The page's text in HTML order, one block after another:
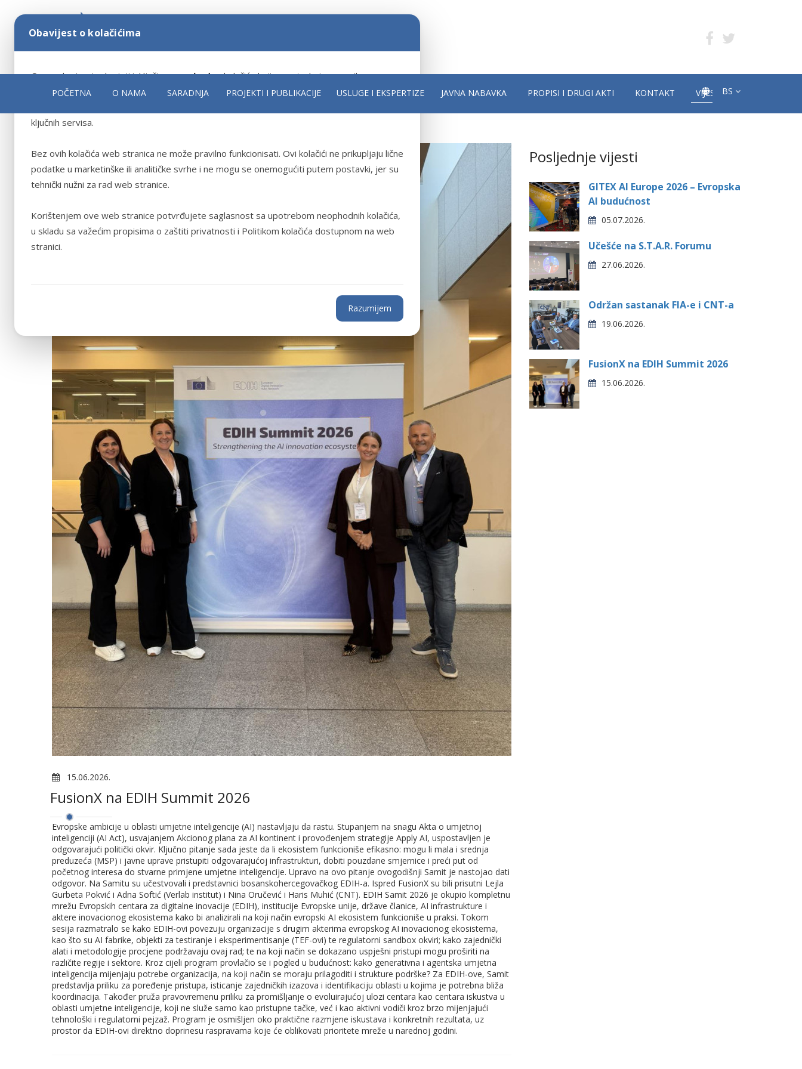
Obavijest o kolačićima
Ova web stranica koristi isključivoneophodnekolačiće koji su potrebni za pravilno
funkcionisanje sistema i osnovnih funkcionalnosti web stranice. Neophodni kolačići
ključnih servisa.
Bez ovih kolačića web stranica ne može pravilno funkcionisati. Ovi kolačići ne prikupljaju lične
podatke u marketinške ili analitičke svrhe i ne mogu se onemogućiti putem postavki, jer su
tehnički nužni za rad web stranice.
Korištenjem ove web stranice potvrđujete saglasnost sa upotrebom neophodnih kolačića,
u skladu sa važećim propisima o zaštiti privatnosti i Politikom kolačića dostupnom na web
stranici.
Razumijem
POČETNA O NAMA SARADNJA PROJEKTI I PUBLIKACIJE USLUGE I EKSPERTIZE JAVNA NABAVKA PROPISI I DRUGI AKTI KONTAKT VIJESTI BS
15.06.2026.
FusionX na EDIH Summit 2026
Evropske ambicije u oblasti umjetne inteligencije (AI) nastavljaju da rastu. Stupanjem na snagu Akta o umjetnoj
inteligenciji (AI Act), usvajanjem Akcionog plana za AI kontinent i provođenjem strategije Apply AI, uspostavljen je
odgovarajući politički okvir. Ključno pitanje sada jeste da li ekosistem funkcioniše efikasno: mogu li mala i srednja
preduzeća (MSP) i javne uprave pristupiti odgovarajućoj infrastrukturi, dobiti pouzdane smjernice i preći put od
početnog interesa do stvarne primjene umjetne inteligencije. Upravo na ovo pitanje ovogodišnji Samit je nastojao dati
odgovor. Na Samitu su učestvovali i predstavnici bosanskohercegovačkog EDIH-a. Ispred FusionX su bili prisutni Lejla
Gurbeta Pokvić i Adna Softić (Verlab institut) i Nina Oručević i Haris Muhić (CNT). EDIH Samit 2026 je okupio kompletnu
mrežu Evropskih centara za digitalne inovacije (EDIH), institucije Evropske unije, države članice, AI infrastrukture i
aktere inovacionog ekosistema kako bi analizirali na koji način evropski AI ekosistem funkcioniše u praksi. Tokom
sesija razmatralo se kako EDIH-ovi povezuju organizacije s drugim akterima evropskog AI inovacionog ekosistema,
kao što su AI fabrike, objekti za testiranje i eksperimentisanje (TEF-ovi) te regulatorni sandbox okviri; kako zajednički
alati i metodologije procjene podržavaju ovaj rad; te na koji način se dokazano uspješni pristupi mogu proširiti na
različite regije i sektore. Kroz cijeli program provlačio se i pogled u budućnost: kako generativna i agentska umjetna
inteligencija mijenjaju potrebe organizacija, na koji način se moraju prilagoditi i strukture podrške? Za EDIH-ove, Samit
predstavlja priliku za poređenje pristupa, isticanje zajedničkih izazova i identifikaciju oblasti u kojima je potrebna bliža
koordinacija. Također pruža pravovremenu priliku za promišljanje o evoluirajućoj ulozi centara kao centara iskustva u
oblasti umjetne inteligencije, koji ne služe samo kao pristupne tačke, već i kao aktivni vodiči kroz brzo mijenjajući
tehnološki i regulatorni pejzaž. Program je osmišljen oko praktične razmjene iskustava i konkretnih rezultata, uz
prostor da EDIH-ovi direktno doprinesu raspravama koje će oblikovati prioritete mreže u narednoj godini.
Posljednje vijesti
GITEX AI Europe 2026 – Evropska
AI budućnost
05.07.2026.
Učešće na S.T.A.R. Forumu
27.06.2026.
Održan sastanak FIA-e i CNT-a
19.06.2026.
FusionX na EDIH Summit 2026
15.06.2026.